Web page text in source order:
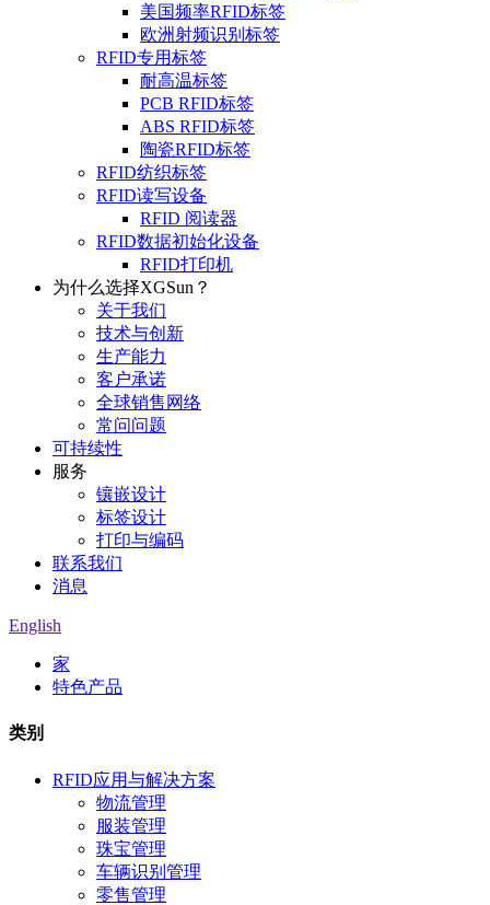
美国频率RFID标签
欧洲射频识别标签
RFID专用标签
耐高温标签
PCB RFID标签
ABS RFID标签
陶瓷RFID标签
RFID纺织标签
RFID读写设备
RFID 阅读器
RFID数据初始化设备
RFID打印机
为什么选择XGSun？
关于我们
技术与创新
生产能力
客户承诺
全球销售网络
常问问题
可持续性
服务
镶嵌设计
标签设计
打印与编码
联系我们
消息
English
家
特色产品
类别
RFID应用与解决方案
物流管理
服装管理
珠宝管理
车辆识别管理
零售管理